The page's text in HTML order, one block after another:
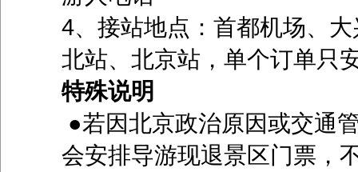
4、接站地点：首都机场、
北站、北京站，单个订单只
特殊说明
●若因北京政治原因或交通
会安排导游现退景区门票，